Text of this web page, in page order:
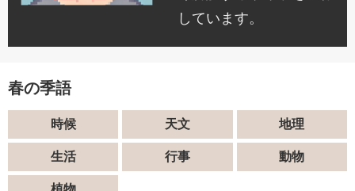
しています。
春の季語
時候 天文 地理
生活 行事 動物